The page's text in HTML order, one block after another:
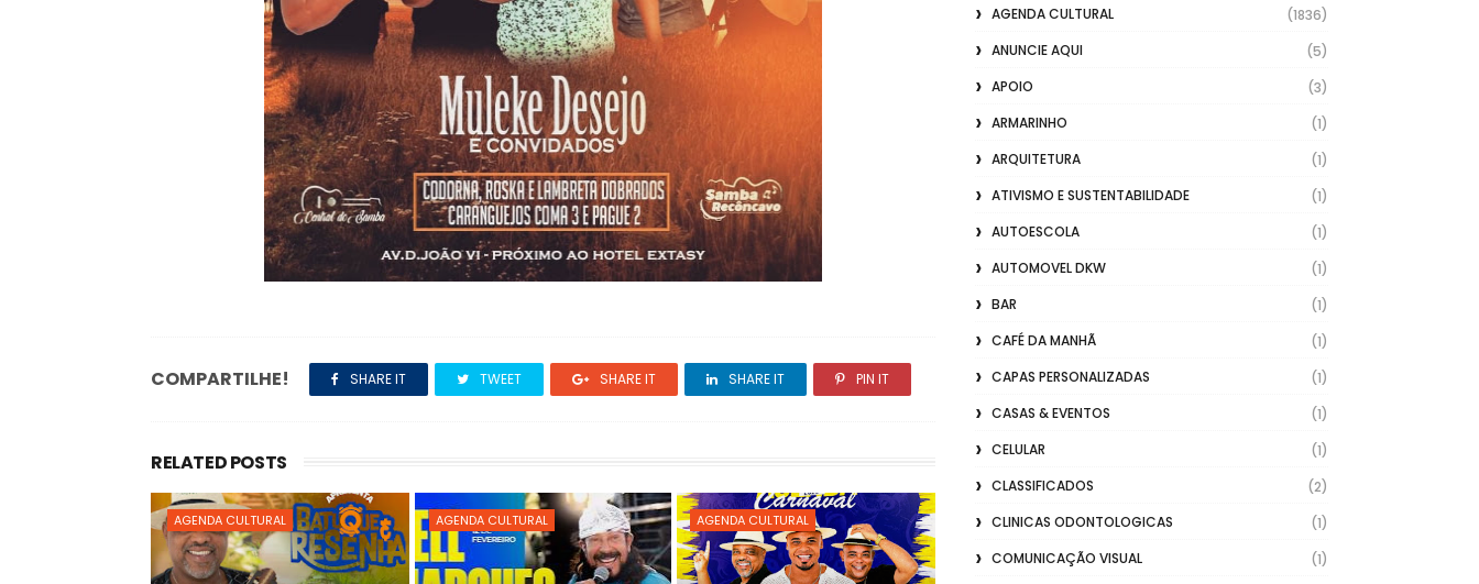
COMPARTILHE! SHARE IT TWEET SHARE IT SHARE IT PIN IT
RELATED POSTS
AGENDA CULTURAL AGENDA CULTURAL AGENDA CULTURAL
AGENDA CULTURAL
(1836)
ANUNCIE AQUI
(5)
APOIO
(3)
ARMARINHO
(1)
ARQUITETURA
(1)
ATIVISMO E SUSTENTABILIDADE
(1)
AUTOESCOLA
(1)
AUTOMOVEL DKW
(1)
BAR
(1)
CAFÉ DA MANHÃ
(1)
CAPAS PERSONALIZADAS
(1)
CASAS & EVENTOS
(1)
CELULAR
(1)
CLASSIFICADOS
(2)
CLINICAS ODONTOLOGICAS
(1)
COMUNICAÇÃO VISUAL
(1)